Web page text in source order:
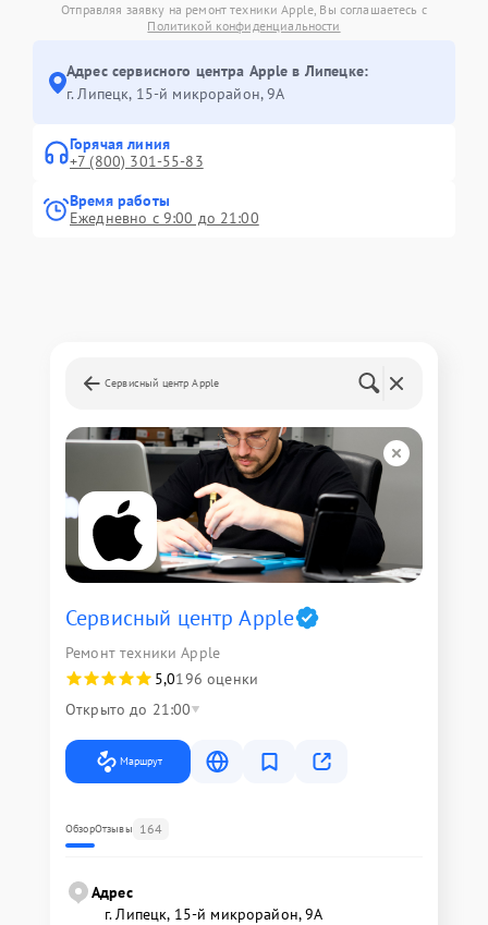
Отправляя заявку на ремонт техники Apple, Вы соглашаетесь с
Политикой конфиденциальности
Адрес сервисного центра Apple в Липецке:
г. Липецк, 15-й микрорайон, 9А
Горячая линия
+7 (800) 301-55-83
Время работы
Ежедневно с 9:00 до 21:00
Сервисный центр Apple
Сервисный центр Apple
Ремонт техники Apple
5,0196 оценки
Открыто до 21:00
Маршрут
ОбзорОтзывы 164
Адрес
г. Липецк, 15-й микрорайон, 9А